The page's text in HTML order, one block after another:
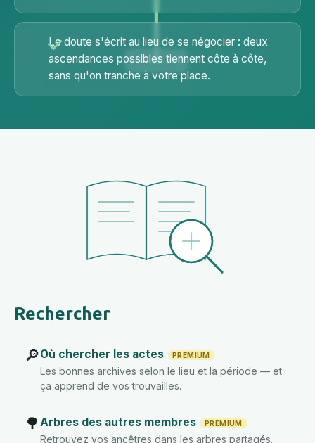
Le doute s'écrit au lieu de se négocier : deux
ascendances possibles tiennent côte à côte,
sans qu'on tranche à votre place.
Rechercher
🔎Où chercher les actes PREMIUM
Les bonnes archives selon le lieu et la période — et
ça apprend de vos trouvailles.
🌳 Arbres des autres membres PREMIUM
Retrouvez vos ancêtres dans les arbres partagés.